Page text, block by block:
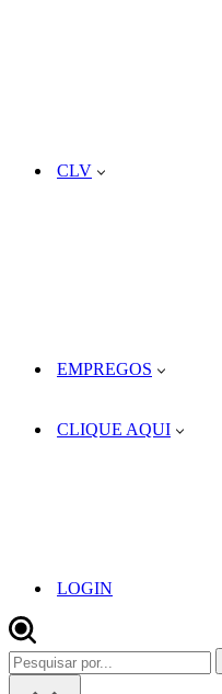
CLV
EMPREGOS
CLIQUE AQUI
LOGIN
Pesquisar
por...